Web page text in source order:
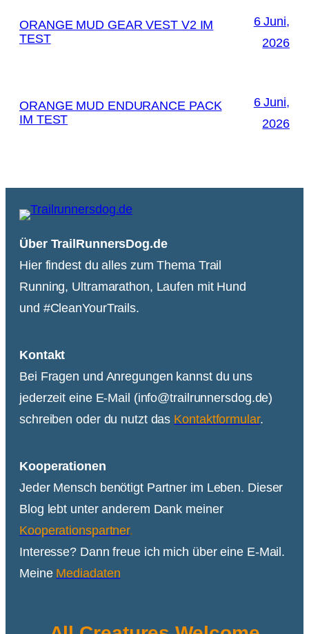
ORANGE MUD GEAR VEST V2 IM
TEST
6 Juni,
2026
ORANGE MUD ENDURANCE PACK
IM TEST
6 Juni,
2026
Über TrailRunnersDog.de
Hier findest du alles zum Thema Trail
Running, Ultramarathon, Laufen mit Hund
und #CleanYourTrails.
Kontakt
Bei Fragen und Anregungen kannst du uns
jederzeit eine E-Mail (info@trailrunnersdog.de)
schreiben oder du nutzt das Kontaktformular.
Kooperationen
Jeder Mensch benötigt Partner im Leben. Dieser
Blog lebt unter anderem Dank meiner
Kooperationspartner.
Interesse? Dann freue ich mich über eine E-Mail.
Meine Mediadaten